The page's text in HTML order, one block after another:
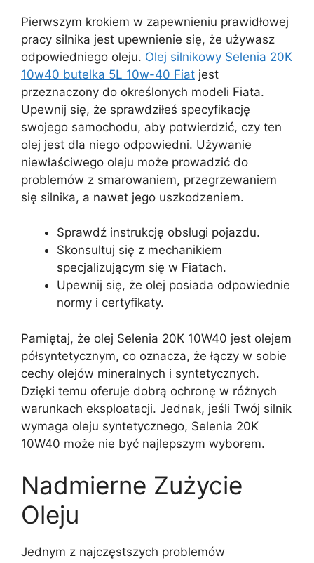
Pierwszym krokiem w zapewnieniu prawidłowej
pracy silnika jest upewnienie się, że używasz
odpowiedniego oleju. Olej silnikowy Selenia 20K
10w40 butelka 5L 10w-40 Fiat jest
przeznaczony do określonych modeli Fiata.
Upewnij się, że sprawdziłeś specyfikację
swojego samochodu, aby potwierdzić, czy ten
olej jest dla niego odpowiedni. Używanie
niewłaściwego oleju może prowadzić do
problemów z smarowaniem, przegrzewaniem
się silnika, a nawet jego uszkodzeniem.
Sprawdź instrukcję obsługi pojazdu.
Skonsultuj się z mechanikiem
specjalizującym się w Fiatach.
Upewnij się, że olej posiada odpowiednie
normy i certyfikaty.
Pamiętaj, że olej Selenia 20K 10W40 jest olejem
półsyntetycznym, co oznacza, że łączy w sobie
cechy olejów mineralnych i syntetycznych.
Dzięki temu oferuje dobrą ochronę w różnych
warunkach eksploatacji. Jednak, jeśli Twój silnik
wymaga oleju syntetycznego, Selenia 20K
10W40 może nie być najlepszym wyborem.
Nadmierne Zużycie
Oleju
Jednym z najczęstszych problemów